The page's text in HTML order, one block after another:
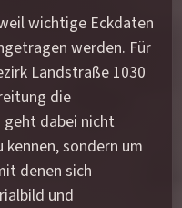
wichtige Eckdaten
werden. Für
Landstraße 1030
die
geht dabei nicht
sondern um
denen sich
und